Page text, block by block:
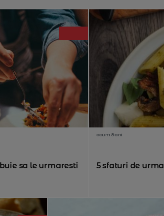
sa le urmaresti
acum 8 ani
5 sfaturi de